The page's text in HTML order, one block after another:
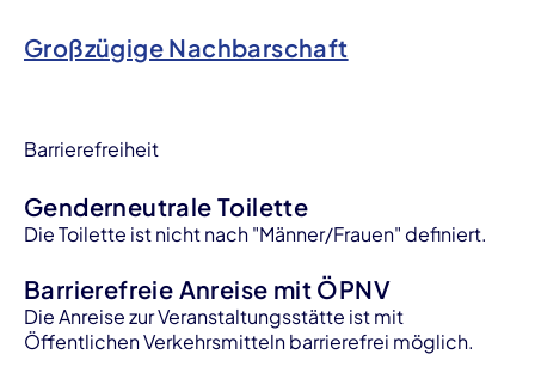
Großzügige Nachbarschaft
Barrierefreiheit
Genderneutrale Toilette
Die Toilette ist nicht nach "Männer/Frauen" definiert.
Barrierefreie Anreise mit ÖPNV
Die Anreise zur Veranstaltungsstätte ist mit
Öffentlichen Verkehrsmitteln barrierefrei möglich.